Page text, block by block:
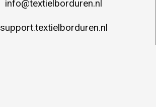
info@textielborduren.nl
support.textielborduren.nl